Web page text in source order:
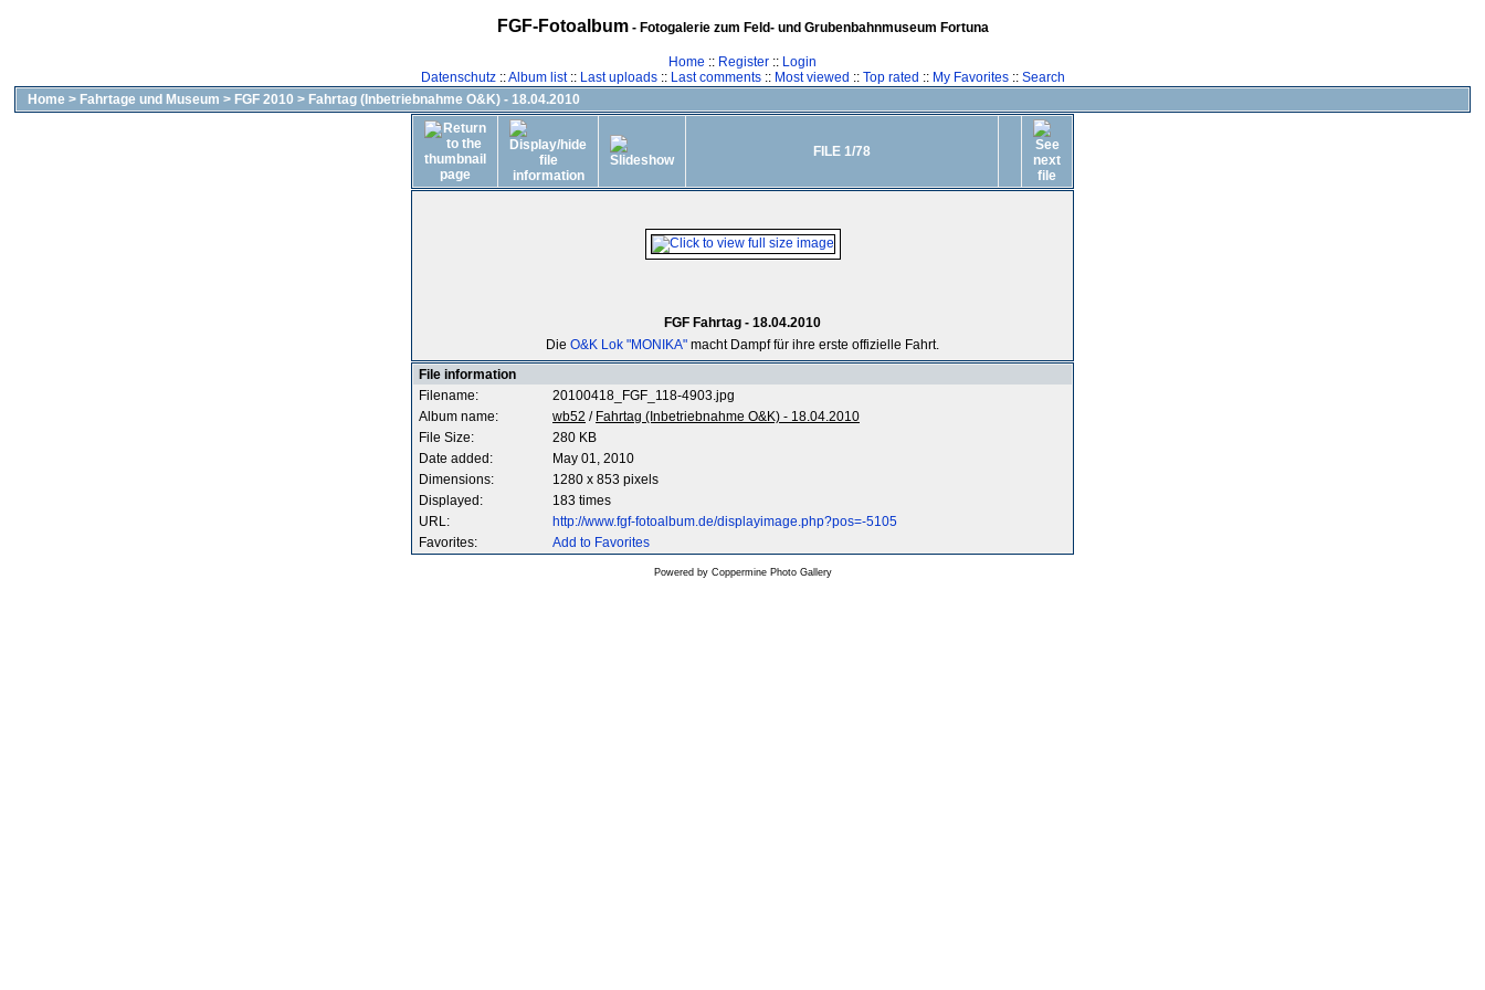
FGF-Fotoalbum- Fotogalerie zum Feld- und Grubenbahnmuseum Fortuna
Home :: Register :: Login
Datenschutz::Album list:: Last uploads:: Last comments:: Most viewed :: Top rated :: My Favorites:: Search
Home > Fahrtage und Museum > FGF 2010 > Fahrtag (Inbetriebnahme O&K) - 18.04.2010
FILE 1/78
FGF Fahrtag - 18.04.2010
Die O&K Lok "MONIKA" macht Dampf für ihre erste offizielle Fahrt.
File information
Filename:
20100418_FGF_118-4903.jpg
Album name:
wb52 / Fahrtag (Inbetriebnahme O&K) - 18.04.2010
File Size:
280 KB
Date added:
May 01, 2010
Dimensions:
1280 x 853 pixels
Displayed:
183 times
URL:
http://www.fgf-fotoalbum.de/displayimage.php?pos=-5105
Favorites:
Add to Favorites
Powered by Coppermine Photo Gallery